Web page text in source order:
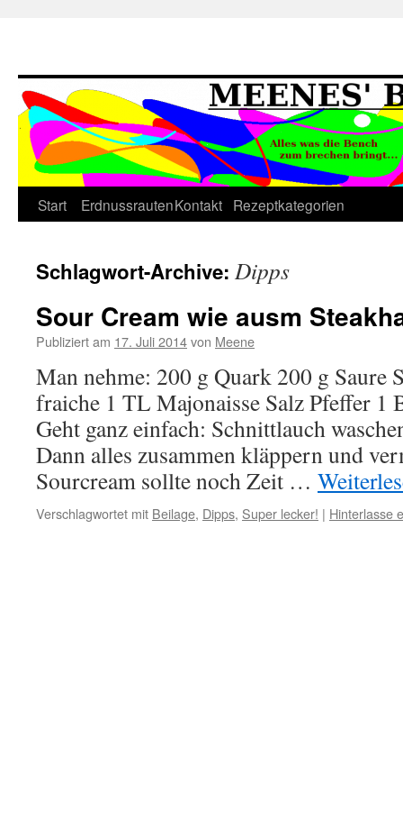
Springe
Inhalt
Start ErdnussrautenKontakt Rezeptkategorien
Schlagwort-Archive: Dipps
Sour Cream wie ausm
Publiziert am 17. Juli 2014von Meene
Man nehme: 200 g Quark 200 g Saure
fraiche 1 TL Majonaisse Salz Pfeffer 1
Geht ganz einfach: Schnittlauch
Dann alles zusammen kläppern und
Sourcream sollte noch Zeit …
Verschlagwortet mit Beilage, Dipps, Super lecker! | Hinterlasse